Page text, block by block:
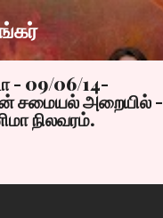
Skip to main content
- 09/06/14-
சமையல் அறையில் -
நிலவரம்.